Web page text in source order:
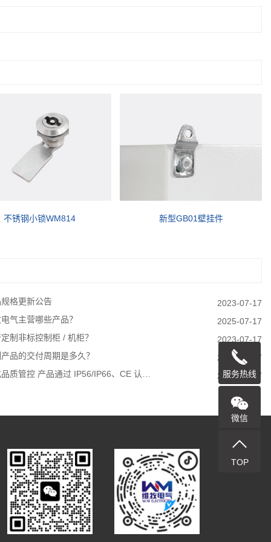
不锈钢小锁WM814 新型GB01壁挂件
格更新公告
2023-07-17
气主营哪些产品？
2025-07-17
制非标控制柜 / 机柜？
2023-07-17
品的交付周期是多久？
2023-07-17
质管控 产品通过 IP56/IP66、CE 认…
2023-07-17
服务热线
微信
TOP